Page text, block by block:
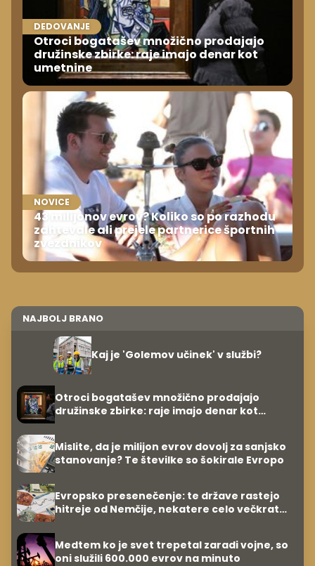
DEDOVANJE
Otroci bogatašev množično prodajajo
družinske zbirke: raje imajo denar kot
umetnine
NOVICE
43 milijonov evrov? Koliko so po razhodu
zahtevale ali prejele partnerice športnih
zvezdnikov
NAJBOLJ BRANO
Kaj je 'Golemov učinek' v službi?
Otroci bogatašev množično prodajajo
družinske zbirke: raje imajo denar kot
Mislite, da je milijon evrov dovolj za sanjsko
stanovanje? Te številke so šokirale Evropo
Evropsko presenečenje: te države rastejo
hitreje od Nemčije, nekatere celo večkrat
Medtem ko je svet trepetal zaradi vojne, so
oni služili 600.000 evrov na minuto